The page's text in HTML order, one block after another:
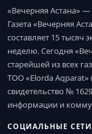
«Вечерняя Астана»
Газета «Вечерняя
составляет 15 тысяч
неделю. Сегодня
старейшей из всех
ТОО «Elorda Aqparat»
свидетельство №
информации и
СОЦИАЛЬНЫЕ СЕТИ